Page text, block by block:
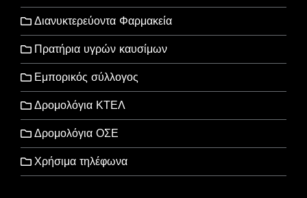
Διανυκτερεύοντα Φαρμακεία
Πρατήρια υγρών καυσίμων
Εμπορικός σύλλογος
Δρομολόγια ΚΤΕΛ
Δρομολόγια ΟΣΕ
Χρήσιμα τηλέφωνα